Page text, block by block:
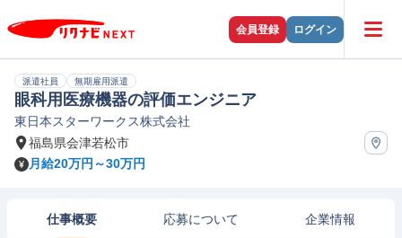
会員登録 ログイン
派遣社員 無期雇用派遣
眼科用医療機器の評価エンジニア
東日本スターワークス株式会社
福島県会津若松市
月給20万円～30万円
仕事概要 応募について 企業情報